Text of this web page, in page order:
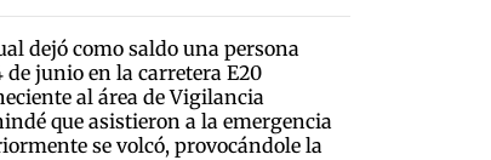
dejó como saldo una persona
junio en la carretera E20
al área de Vigilancia
que asistieron a la emergencia
se volcó, provocándole la